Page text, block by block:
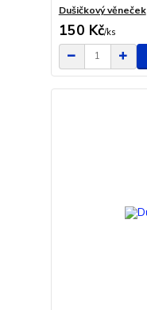
Dušičkový věneček
150 Kč/ks